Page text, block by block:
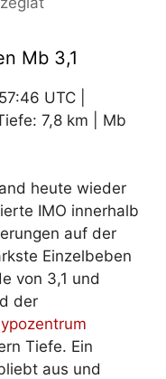
Mb 3,1
UTC |
7,8 km | Mb
heute wieder
IMO innerhalb
auf der
Einzelbeben
von 3,1 und
der
Tiefe. Ein
aus und